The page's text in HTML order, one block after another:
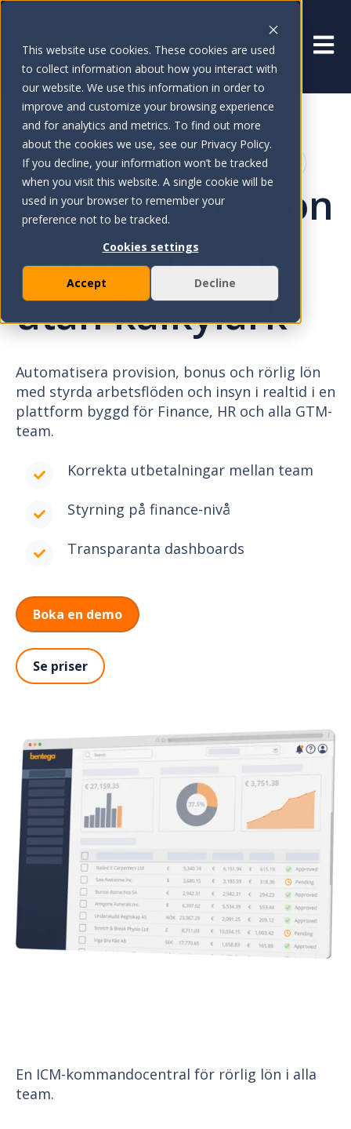
This website use cookies. These cookies are used
to collect information about how you interact with
our website. We use this information in order to
improve and customize your browsing experience
and for analytics and metrics. To find out more
about the cookies we use, see our Privacy Policy.
If you decline, your information won’t be tracked
when you visit this website. A single cookie will be
used in your browser to remember your
preference not to be tracked.
Cookies settings
Accept Decline
Revisionsspår Rollbaserad GDPR-medveten
Bonus, provision
och rörlig lön –
utan kalkylark
Automatisera provision, bonus och rörlig lön
med styrda arbetsflöden och insyn i realtid i en
plattform byggd för Finance, HR och alla GTM-
team.
Korrekta utbetalningar mellan team
Styrning på finance-nivå
Transparanta dashboards
Boka en demo
Se priser
En ICM-kommandocentral för rörlig lön i alla
team.